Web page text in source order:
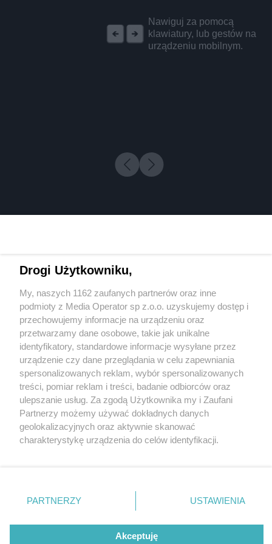
Nawiguj za pomocą
klawiatury, lub gestów na
urządzeniu mobilnym.
1 / 0
Wydawca mediów lokalnych
Nie zapomnij
zapoznać się z:
polityką prywatności regulamin korzystania z portali
Twojemiasto
Piekary Śląskie
Chorzów
Tarnowskie Góry
Gliwice
Skontakuj sięz nami
Kontakt
Wydawca
Redakcja
Drogi Użytkowniku,
My, naszych 1162 zaufanych partnerów oraz inne
podmioty z Media Operator sp z.o.o. uzyskujemy dostęp i
przechowujemy informacje na urządzeniu oraz
przetwarzamy dane osobowe, takie jak unikalne
identyfikatory, standardowe informacje wysyłane przez
urządzenie czy dane przeglądania w celu zapewniania
spersonalizowanych reklam, wybór spersonalizowanych
treści, pomiar reklam i treści, badanie odbiorców oraz
ulepszanie usług. Za zgodą Użytkownika my i Zaufani
Partnerzy możemy używać dokładnych danych
geolokalizacyjnych oraz aktywnie skanować
charakterystykę urządzenia do celów identyfikacji.
zmienić/wycofać klikając przycisk ustawień prywatności
znajdujący się w lewym dolnym rogu strony
rodzaje przetwarzania danych nie wymagają zgody
użytkownika, ale masz prawo sprzeciwić się takiemu
PARTNERZY USTAWIENIA
Akceptuję